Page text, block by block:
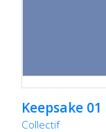
Keepsake 01
Collectif